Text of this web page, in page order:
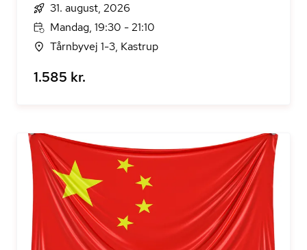
31. august, 2026
Mandag, 19:30 - 21:10
Tårnbyvej 1-3, Kastrup
1.585 kr.